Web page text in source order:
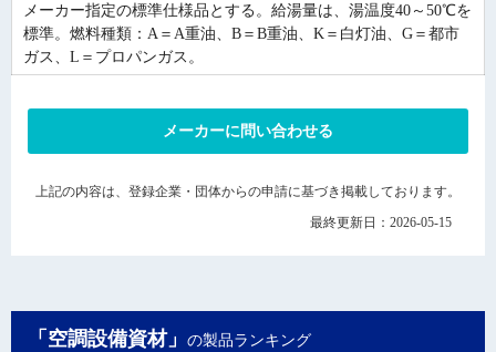
メーカー指定の標準仕様品とする。給湯量は、湯温度40～50℃を
標準。燃料種類：A＝A重油、B＝B重油、K＝白灯油、G＝都市
ガス、L＝プロパンガス。
メーカーに問い合わせる
上記の内容は、登録企業・団体からの申請に基づき掲載しております。
最終更新日：2026-05-15
「空調設備資材」 の製品ランキング